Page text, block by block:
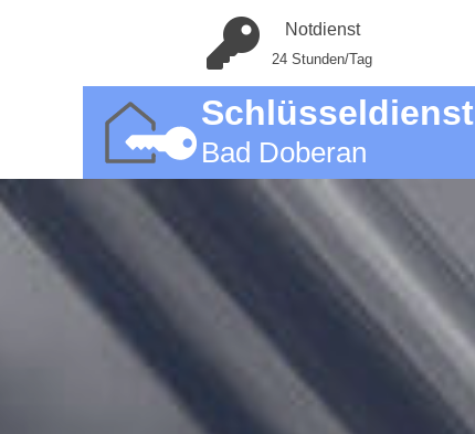
Notdienst
24 Stunden/Tag
Schlüsseldienst
Bad Doberan